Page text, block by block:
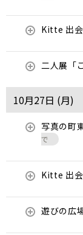
Kitte 出
二人展「
10月27日 (月)
写真の町
で
Kitte 出
遊びの広